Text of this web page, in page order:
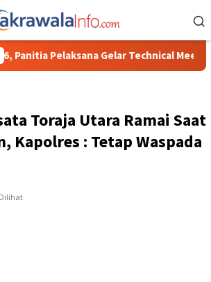
Meeting Pekan Olahraga Tingkat
Toraja Utara Ramai Saat
Kapolres : Tetap Waspada